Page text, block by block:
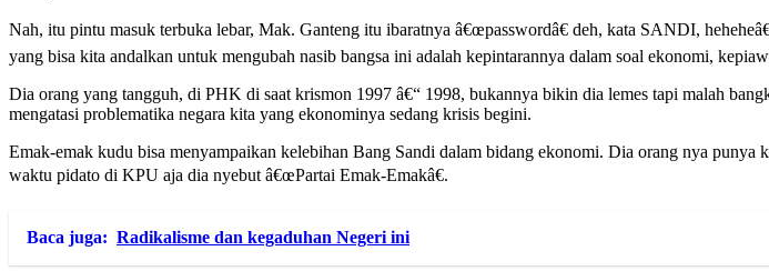
Nah, itu pintu masuk terbuka lebar, Mak. Ganteng itu ibaratnya â€œpasswordâ€ deh, kata SANDI,
yang bisa kita andalkan untuk mengubah nasib bangsa ini adalah kepintarannya dalam soal ekonomi,
Dia orang yang tangguh, di PHK di saat krismon 1997 â€“ 1998, bukannya bikin dia lemes tapi malah
mengatasi problematika negara kita yang ekonominya sedang krisis begini.
Emak-emak kudu bisa menyampaikan kelebihan Bang Sandi dalam bidang ekonomi. Dia orang nya
waktu pidato di KPU aja dia nyebut â€œPartai Emak-Emakâ€.
Baca juga: Radikalisme dan kegaduhan Negeri ini